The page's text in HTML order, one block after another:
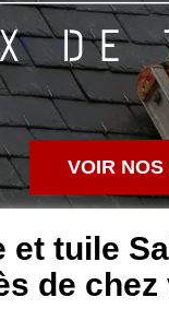
VOIR
et tuile
de chez